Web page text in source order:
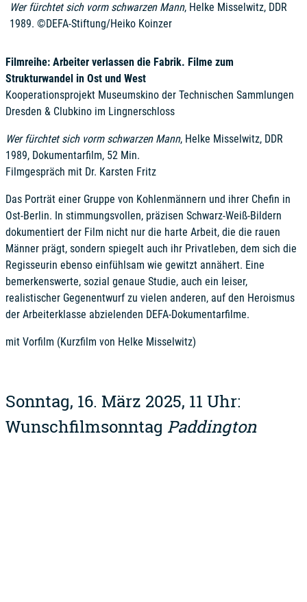
Wer fürchtet sich vorm schwarzen Mann, Helke Misselwitz, DDR
1989. ©DEFA-Stiftung/Heiko Koinzer
Filmreihe: Arbeiter verlassen die Fabrik. Filme zum
Strukturwandel in Ost und West
Kooperationsprojekt Museumskino der Technischen Sammlungen
Dresden & Clubkino im Lingnerschloss
Wer fürchtet sich vorm schwarzen Mann, Helke Misselwitz, DDR
1989, Dokumentarfilm, 52 Min.
Filmgespräch mit Dr. Karsten Fritz
Das Porträt einer Gruppe von Kohlenmännern und ihrer Chefin in
Ost-Berlin. In stimmungsvollen, präzisen Schwarz-Weiß-Bildern
dokumentiert der Film nicht nur die harte Arbeit, die die rauen
Männer prägt, sondern spiegelt auch ihr Privatleben, dem sich die
Regisseurin ebenso einfühlsam wie gewitzt annähert. Eine
bemerkenswerte, sozial genaue Studie, auch ein leiser,
realistischer Gegenentwurf zu vielen anderen, auf den Heroismus
der Arbeiterklasse abzielenden DEFA-Dokumentarfilme.
mit Vorfilm (Kurzfilm von Helke Misselwitz)
Sonntag, 16. März 2025, 11 Uhr:
Wunschfilmsonntag Paddington